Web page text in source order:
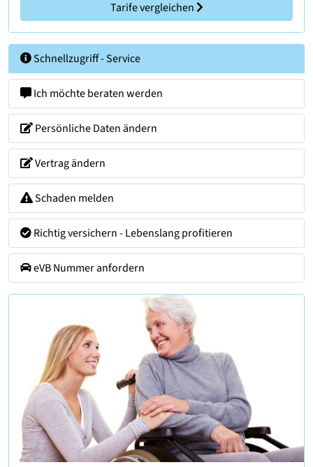
Tarife vergleichen
Schnellzugriff - Service
Ich möchte beraten werden
Persönliche Daten ändern
Vertrag ändern
Schaden melden
Richtig versichern - Lebenslang profitieren
eVB Nummer anfordern